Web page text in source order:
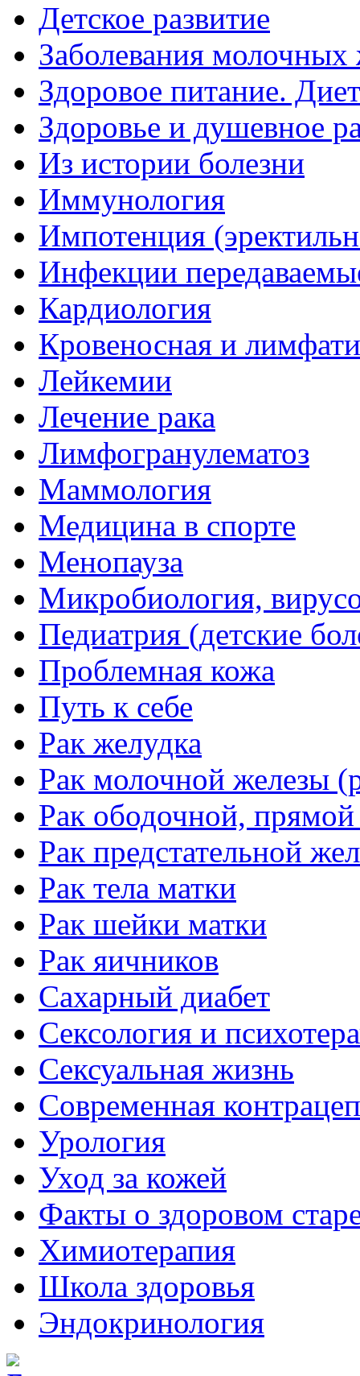
Детское развитие
Заболевания молочных
Здоровое питание.
Здоровье и душевное
Из истории болезни
Иммунология
Импотенция
Инфекции
Кардиология
Кровеносная и
Лейкемии
Лечение рака
Лимфогранулематоз
Маммология
Медицина в спорте
Менопауза
Микробиология,
Педиатрия (детские
Проблемная кожа
Путь к себе
Рак желудка
Рак молочной железы
Рак ободочной,
Рак предстательной
Рак тела матки
Рак шейки матки
Рак яичников
Сахарный диабет
Сексология и
Сексуальная жизнь
Современная
Урология
Уход за кожей
Факты о здоровом
Химиoтерапия
Школа здоровья
Эндокринология